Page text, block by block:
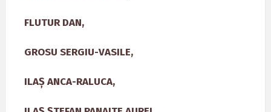
FLUTUR DAN,
GROSU SERGIU-VASILE,
ILAȘ ANCA-RALUCA,